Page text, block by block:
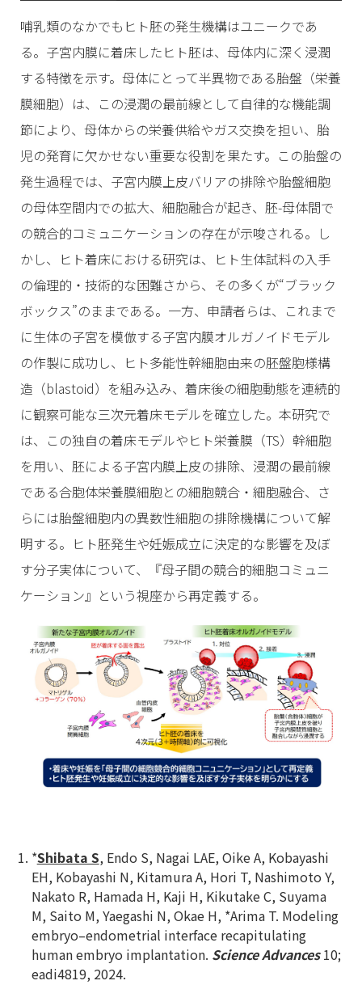
哺乳類のなかでもヒト胚の発生機構はユニークであ
る。子宮内膜に着床したヒト胚は、母体内に深く浸潤
する特徴を示す。母体にとって半異物である胎盤（栄養
膜細胞）は、この浸潤の最前線として自律的な機能調
節により、母体からの栄養供給やガス交換を担い、胎
児の発育に欠かせない重要な役割を果たす。この胎盤の
発生過程では、子宮内膜上皮バリアの排除や胎盤細胞
の母体空間内での拡大、細胞融合が起き、胚-母体間で
の競合的コミュニケーションの存在が示唆される。し
かし、ヒト着床における研究は、ヒト生体試料の入手
の倫理的・技術的な困難さから、その多くが“ブラック
ボックス”のままである。一方、申請者らは、これまで
に生体の子宮を模倣する子宮内膜オルガノイドモデル
の作製に成功し、ヒト多能性幹細胞由来の胚盤胞様構
造（blastoid）を組み込み、着床後の細胞動態を連続的
に観察可能な三次元着床モデルを確立した。本研究で
は、この独自の着床モデルやヒト栄養膜（TS）幹細胞
を用い、胚による子宮内膜上皮の排除、浸潤の最前線
である合胞体栄養膜細胞との細胞競合・細胞融合、さ
らには胎盤細胞内の異数性細胞の排除機構について解
明する。ヒト胚発生や妊娠成立に決定的な影響を及ぼ
す分子実体について、『母子間の競合的細胞コミュニ
ケーション』という視座から再定義する。
*Shibata S, Endo S, Nagai LAE, Oike A, Kobayashi
EH, Kobayashi N, Kitamura A, Hori T, Nashimoto Y,
Nakato R, Hamada H, Kaji H, Kikutake C, Suyama
M, Saito M, Yaegashi N, Okae H, *Arima T. Modeling
embryo–endometrial interface recapitulating
human embryo implantation. Science Advances10;
eadi4819, 2024.